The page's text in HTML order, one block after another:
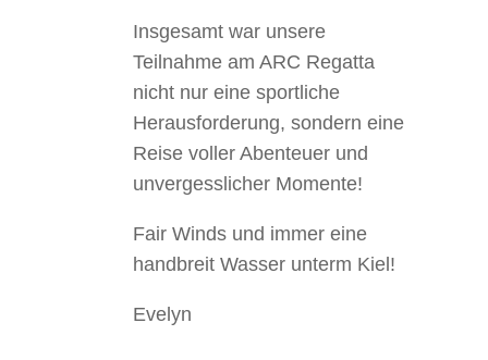
Insgesamt war unsere
Teilnahme am ARC Regatta
nicht nur eine sportliche
Herausforderung, sondern eine
Reise voller Abenteuer und
unvergesslicher Momente!
Fair Winds und immer eine
handbreit Wasser unterm Kiel!
Evelyn